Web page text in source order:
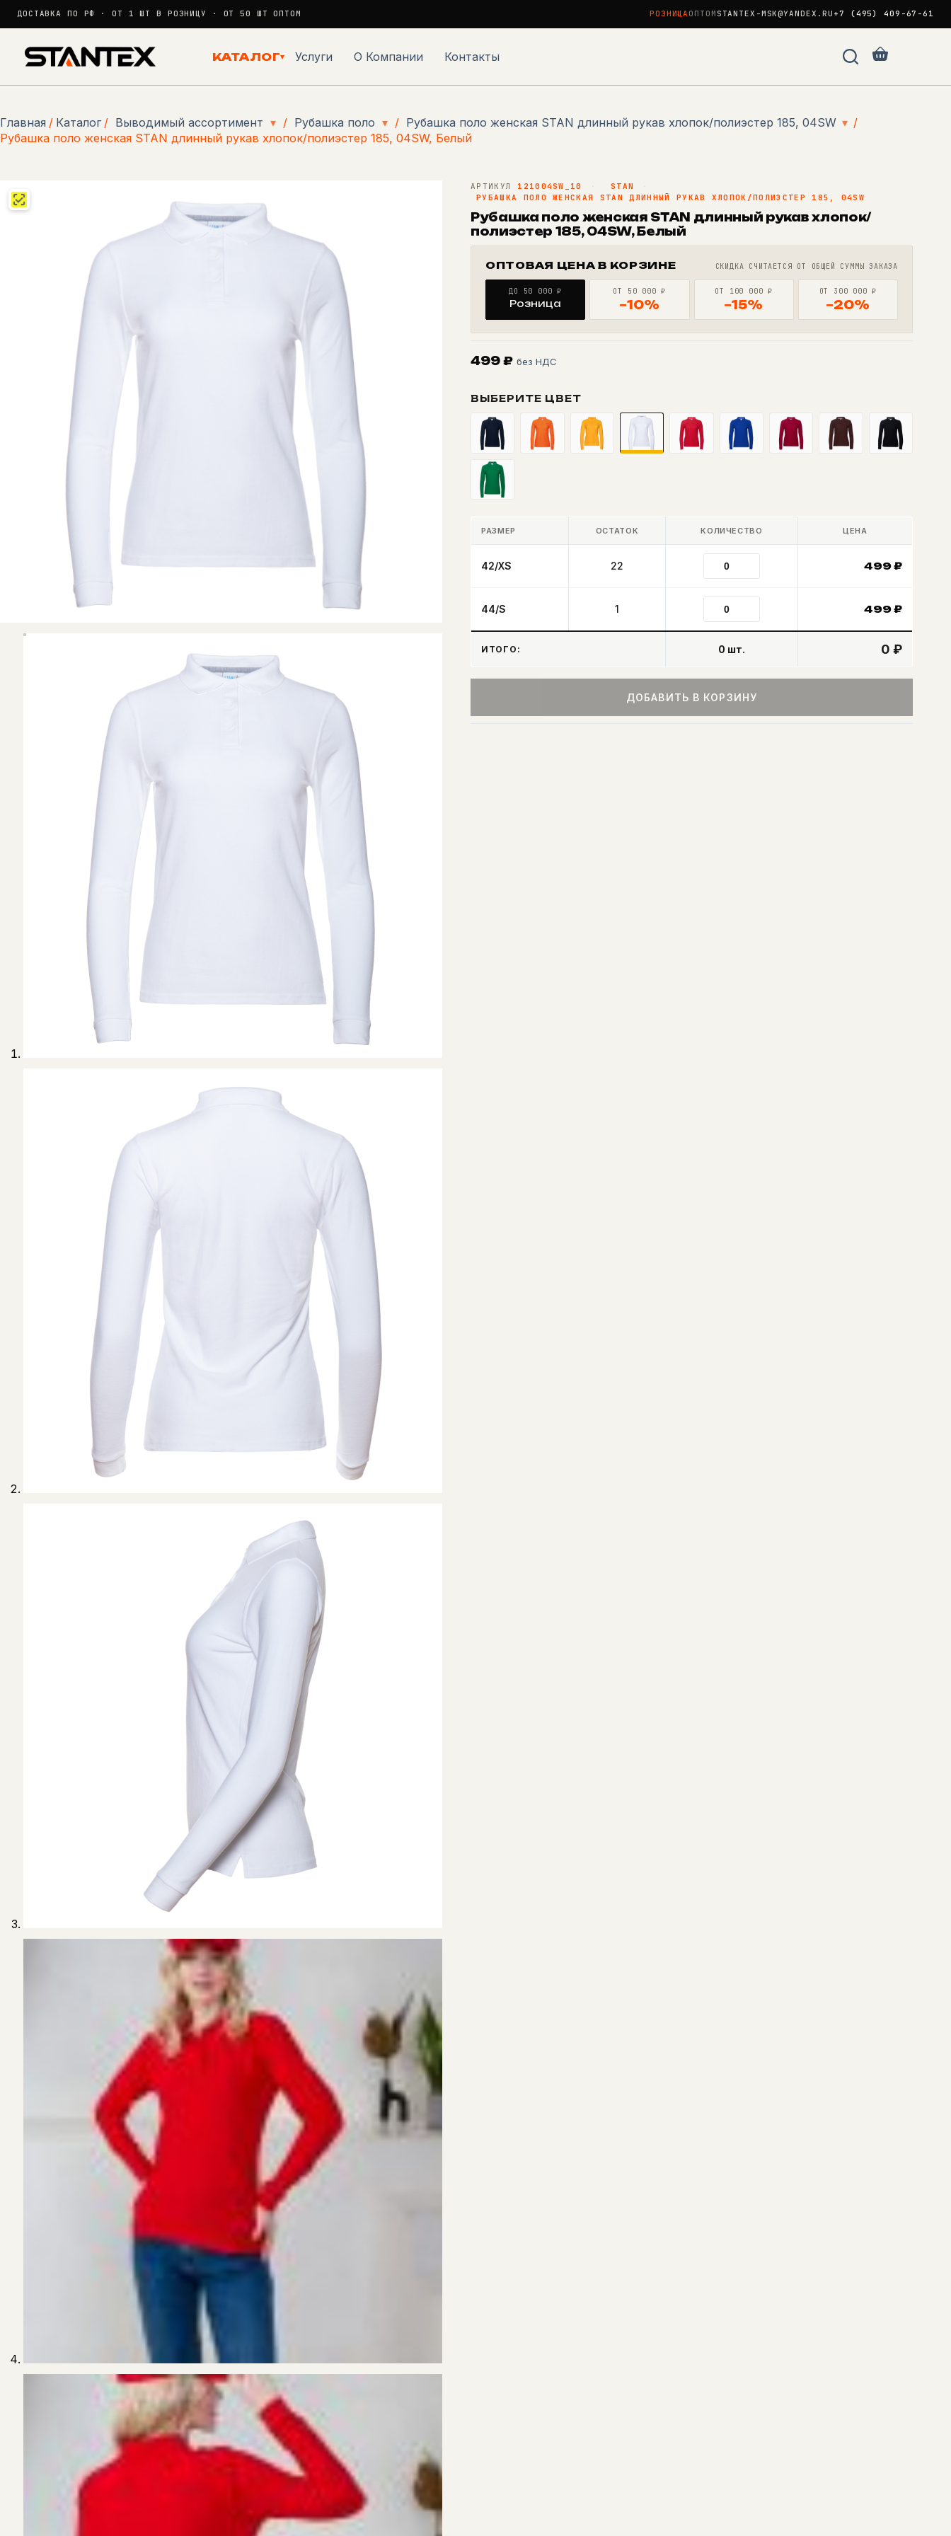
ДОСТАВКА ПО РФ · ОТ 1 ШТ В РОЗНИЦУ · ОТ 50 ШТ ОПТОМ РОЗНИЦА ОПТОМ STANTEX-MSK@YANDEX.RU +7 (495) 409-67-61
КАТАЛОГ▾ Услуги О Компании Контакты Корзина
Главная / Каталог / Выводимый ассортимент ▾ / Рубашка поло ▾ / Рубашка поло женская STAN длинный рукав хлопок/полиэстер 185, 04SW ▾ /
Рубашка поло женская STAN длинный рукав хлопок/полиэстер 185, 04SW, Белый
АРТИКУЛ 121004SW_10 · STAN
·
РУБАШКА ПОЛО ЖЕНСКАЯ STAN ДЛИННЫЙ РУКАВ ХЛОПОК/ПОЛИЭСТЕР 185, 04SW
Рубашка поло женская STAN длинный рукав хлопок/
полиэстер 185, 04SW, Белый
ОПТОВАЯ ЦЕНА В КОРЗИНЕ СКИДКА СЧИТАЕТСЯ ОТ ОБЩЕЙ СУММЫ ЗАКАЗА
ДО 50 000 ₽
Розница
ОТ 50 000 ₽
−10%
ОТ 100 000 ₽
−15%
ОТ 300 000 ₽
−20%
499 ₽ без НДС
ВЫБЕРИТЕ ЦВЕТ
РАЗМЕР ОСТАТОК КОЛИЧЕСТВО ЦЕНА
42/XS 22 499₽
44/S 1 499₽
ИТОГО: 0 шт. 0 ₽
ДОБАВИТЬ В КОРЗИНУ